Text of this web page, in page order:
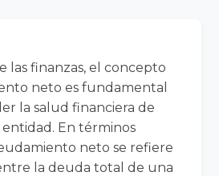
las finanzas, el concepto
neto es fundamental
la salud financiera de
En términos
neto se refiere
la deuda total de una